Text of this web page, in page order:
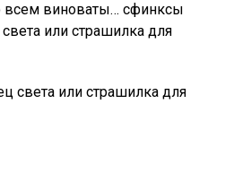
всем виноваты… сфинксы
или страшилка для